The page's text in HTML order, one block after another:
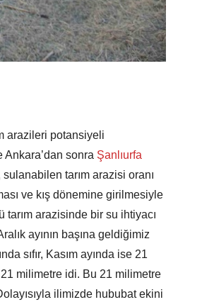
arazileri potansiyeli
Ankara’dan sonra Şanlıurfa
tarım arazisi oranı
ve kış dönemine girilmesiyle
tarım arazisinde bir su ihtiyacı
ayının başına geldiğimiz
sıfır, Kasım ayında ise 21
milimetre idi. Bu 21 milimetre
ilimizde hububat ekini